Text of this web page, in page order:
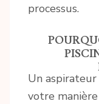
processus.
Un
votre